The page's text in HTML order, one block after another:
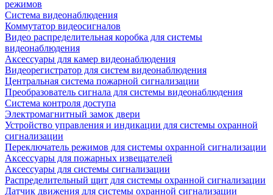
режимов
Система видеонаблюдения
Коммутатор видеосигналов
Видео распределительная коробка для системы
видеонаблюдения
Аксессуары для камер видеонаблюдения
Видеорегистратор для систем видеонаблюдения
Центральная система пожарной сигнализации
Преобразователь сигнала для системы видеонаблюдения
Система контроля доступа
Электромагнитный замок двери
Устройство управления и индикации для системы охранной
сигнализации
Переключатель режимов для системы охранной сигнализации
Аксессуары для пожарных извещателей
Аксессуары для системы сигнализации
Распределительный щит для системы охранной сигнализации
Датчик движения для системы охранной сигнализации